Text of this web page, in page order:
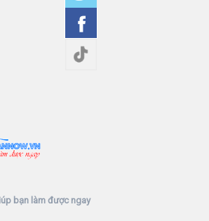
bạn làm được ngay